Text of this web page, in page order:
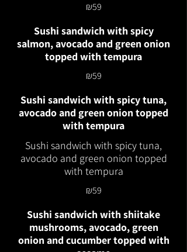
₪59
Sushi sandwich with spicy
salmon, avocado and green onion
topped with tempura
₪59
Sushi sandwich with spicy tuna,
avocado and green onion topped
with tempura
Sushi sandwich with spicy tuna,
avocado and green onion topped
with tempura
₪59
Sushi sandwich with shiitake
mushrooms, avocado, green
onion and cucumber topped with